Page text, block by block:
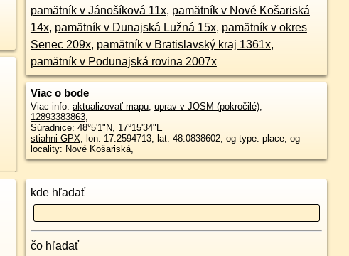
pamätník v Jánošíková 11x, pamätník v Nové Košariská
14x, pamätník v Dunajská Lužná 15x, pamätník v okres
Senec 209x, pamätník v Bratislavský kraj 1361x,
pamätník v Podunajská rovina 2007x
Viac o bode
Viac info: aktualizovať mapu, uprav v JOSM (pokročilé),
12893383863,
Súradnice: 48°5'1"N, 17°15'34"E
stiahni GPX, lon: 17.2594713, lat: 48.0838602, og type: place, og
locality: Nové Košariská,
kde hľadať
čo hľadať